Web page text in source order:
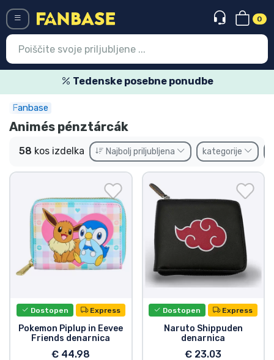
0
Tedenske posebne ponudbe
Fanbase
Animés pénztárcák
58 kos izdelka Najbolj priljubljena kategorije
Dostopen Express
Pokemon Piplup in Eevee
Friends denarnica
€ 44.98
Dostopen Express
Naruto Shippuden
denarnica
€ 23.03
Najnovejsi izdelki
Prodajni izdelki
Ekspresna dostava
Prednaročila
Outlet izdelki
Dostava in plačilo
Tv serijske izdelki
Filmske izdelki